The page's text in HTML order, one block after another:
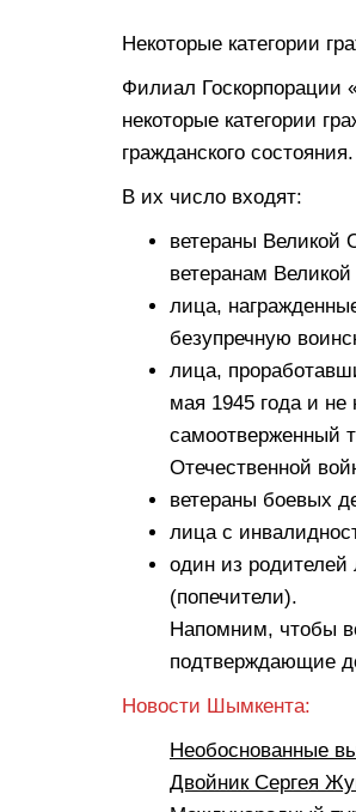
Некоторые категории
Филиал Госкорпорации
некоторые категории
гражданского состояния.
В их число входят:
ветераны Великой
ветеранам
лица,
безупречную
лица,
мая 1945 года и
самоотверженный
Отечественной
ветераны боевых
лица с
один из родителей
(попечители).
Напомним, чтобы
подтверждающие
Новости Шымкента:
Необоснованные
Двойник Сергея